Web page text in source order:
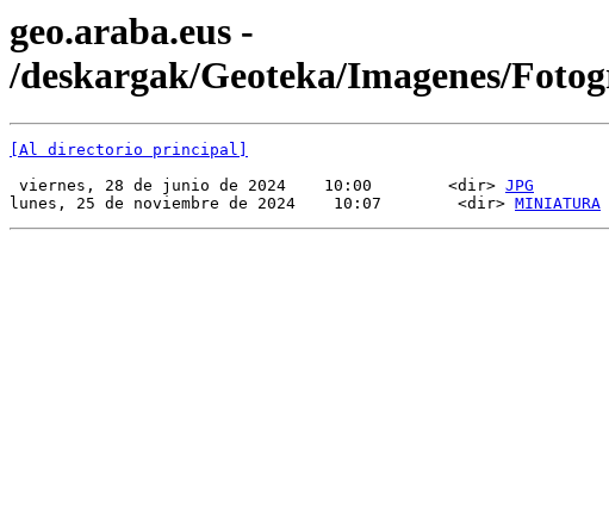
geo.araba.eus -
/deskargak/Geoteka/Imagenes/
[Al directorio principal]
viernes, 28 de junio de 2024    10:00        <dir> JPG
lunes, 25 de noviembre de 2024    10:07        <dir> MINIATURA